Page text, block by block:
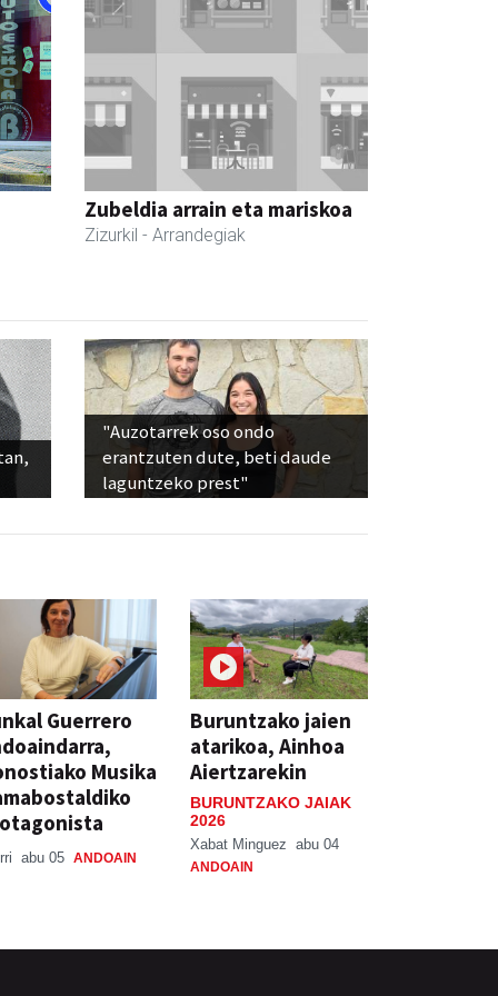
Zubeldia arrain eta mariskoa
Zizurkil - Arrandegiak
"Auzotarrek oso ondo
erantzuten dute, beti daude
laguntzeko prest"
Guerrero
Musika
abu 05 ANDOAIN
Buruntzako jaien
atarikoa, Ainhoa
Aiertzarekin
BURUNTZAKO JAIAK
2026
Xabat Minguez abu 04
ANDOAIN